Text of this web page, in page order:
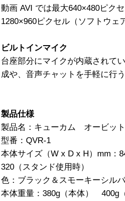
動画 AVI では最大640×480ピク
1280×960ピクセル（ソフトウェ
ビルトインマイク
台座部分にマイクが内蔵されて
成や、音声チャットを手軽に行
製品仕様
製品名：キューカム オービット
型番：QVR-1
本体サイズ（W x D x H）mm：
320（スタンド使用時）
色：ブラック＆スモーキーシル
本体重量：380g（本体） 400g